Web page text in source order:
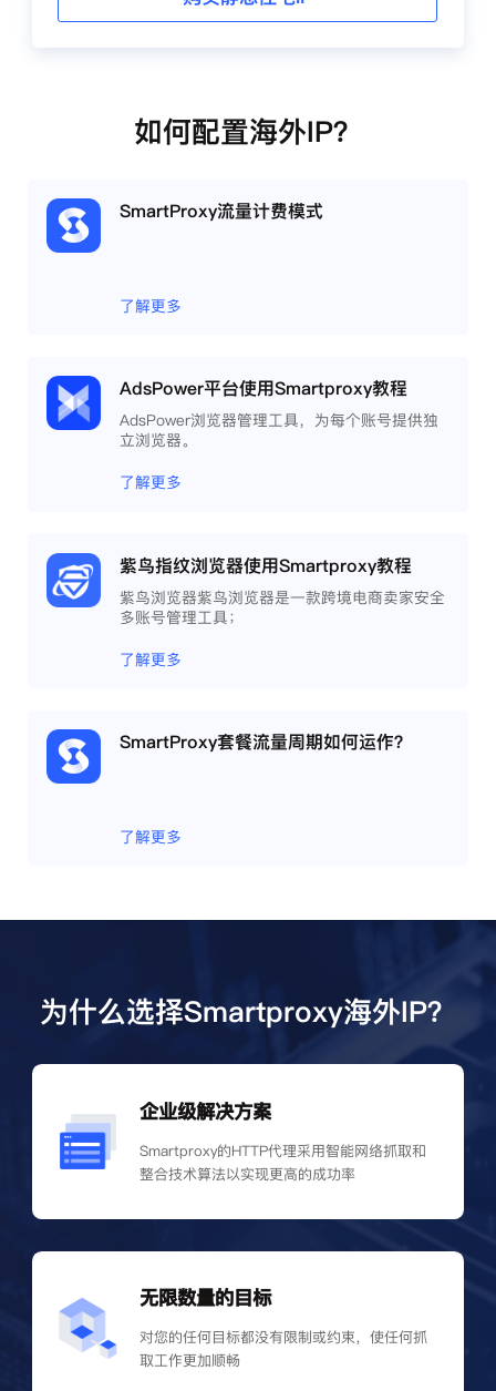
如何配置海外IP？
SmartProxy流量计费模式
了解更多
AdsPower平台使用Smartproxy教程
AdsPower浏览器管理工具，为每个账号提供独
立浏览器。
了解更多
紫鸟指纹浏览器使用Smartproxy教程
紫鸟浏览器紫鸟浏览器是一款跨境电商卖家安全
多账号管理工具；
了解更多
SmartProxy套餐流量周期如何运作？
了解更多
为什么选择Smartproxy海外IP？
企业级解决方案
Smartproxy的HTTP代理采用智能网络抓取和
整合技术算法以实现更高的成功率
无限数量的目标
对您的任何目标都没有限制或约束，使任何抓
取工作更加顺畅